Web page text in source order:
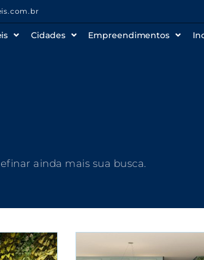
Cidades Empreendimentos
ainda mais sua busca.